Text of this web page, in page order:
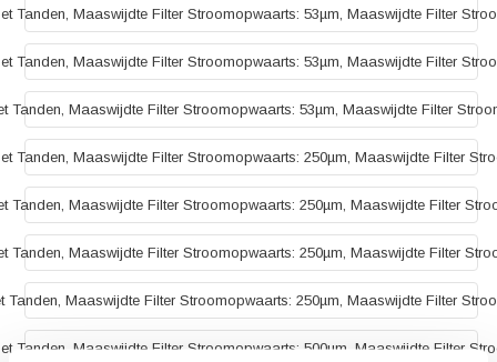
Tanden, Maaswijdte Filter Stroomopwaarts: 53µm, Maaswijdte Filter
Tanden, Maaswijdte Filter Stroomopwaarts: 53µm, Maaswijdte Filter
Tanden, Maaswijdte Filter Stroomopwaarts: 53µm, Maaswijdte Filter
Tanden, Maaswijdte Filter Stroomopwaarts: 250µm, Maaswijdte Filter
Tanden, Maaswijdte Filter Stroomopwaarts: 250µm, Maaswijdte Filter
Tanden, Maaswijdte Filter Stroomopwaarts: 250µm, Maaswijdte Filter
Tanden, Maaswijdte Filter Stroomopwaarts: 250µm, Maaswijdte Filter
Tanden, Maaswijdte Filter Stroomopwaarts: 500µm, Maaswijdte Filter